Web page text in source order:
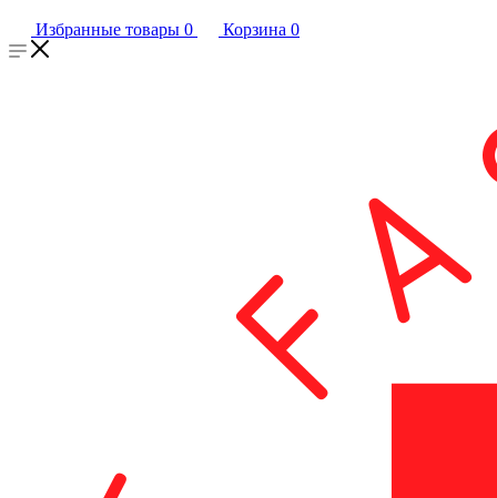
Избранные товары 0 Корзина 0